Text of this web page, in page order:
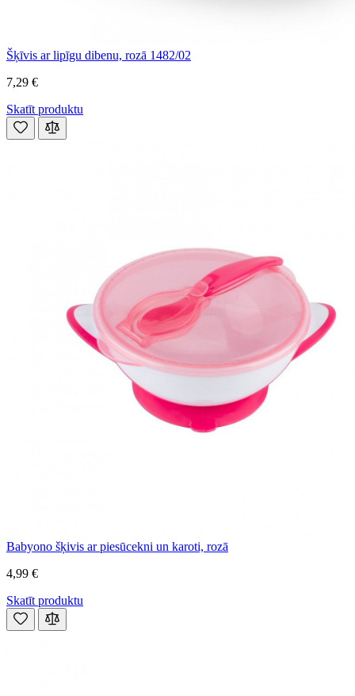
Šķīvis ar lipīgu dibenu, rozā 1482/02
7,29 €
Skatīt produktu
Babyono šķivis ar piesūcekni un karoti, rozā
4,99 €
Skatīt produktu